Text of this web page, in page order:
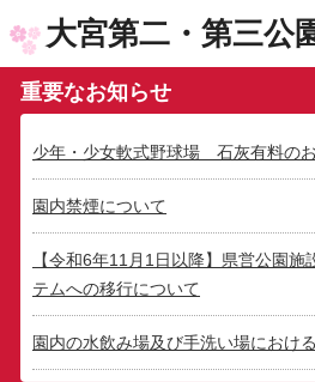
大宮第二・第三公
重要なお知らせ
少年・少女軟式野球場 石灰有料の
園内禁煙について
【令和6年11月1日以降】県営公園施
テムへの移行について
園内の水飲み場及び手洗い場におけ